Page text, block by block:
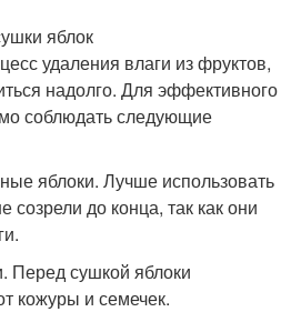
яблок
удаления влаги из фруктов,
надолго. Для эффективного
соблюдать следующие
яблоки. Лучше использовать
созрели до конца, так как они
Перед сушкой яблоки
кожуры и семечек.